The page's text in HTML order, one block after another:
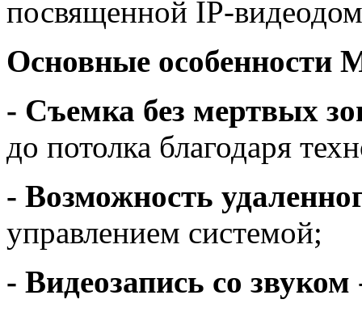
посвященной IP-
Основные особенности
- Съемка без мертвых
до потолка благодаря
- Возможность
управлением системой;
- Видеозапись со звуком